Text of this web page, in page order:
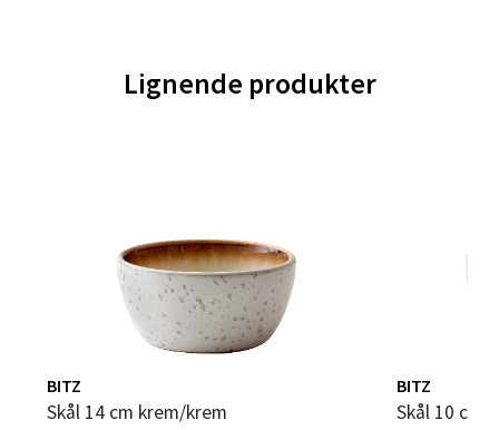
Lignende produkter
BITZ
Skål 14 cm krem/krem
BITZ
Skål 10 cm
Falkenborgveien 5, 7044 Trondheim
Åpent i dag 09-20
0 i butikk
Velg